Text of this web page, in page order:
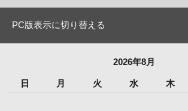
PC版表示に切り替える
2026年8月
日 月 火 水 木